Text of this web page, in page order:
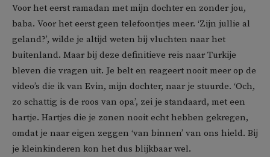
Voor het eerst ramadan met mijn dochter en zonder jou,
baba. Voor het eerst geen telefoontjes meer. ‘Zijn jullie al
geland?’, wilde je altijd weten bij vluchten naar het
buitenland. Maar bij deze definitieve reis naar Turkije
bleven die vragen uit. Je belt en reageert nooit meer op de
video’s die ik van Evin, mijn dochter, naar je stuurde. ‘Och,
zo schattig is de roos van opa’, zei je standaard, met een
hartje. Hartjes die je zonen nooit echt hebben gekregen,
omdat je naar eigen zeggen ‘van binnen’ van ons hield. Bij
je kleinkinderen kon het dus blijkbaar wel.